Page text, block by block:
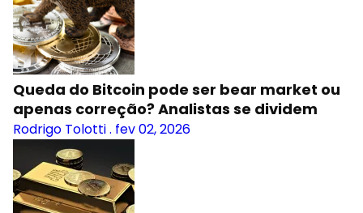
Queda do Bitcoin pode ser bear market ou
apenas correção? Analistas se dividem
Rodrigo Tolotti. fev 02, 2026